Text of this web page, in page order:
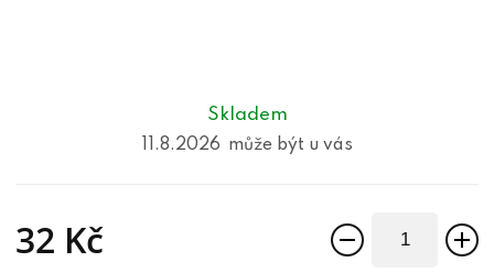
Skladem
11.8.2026
32 Kč